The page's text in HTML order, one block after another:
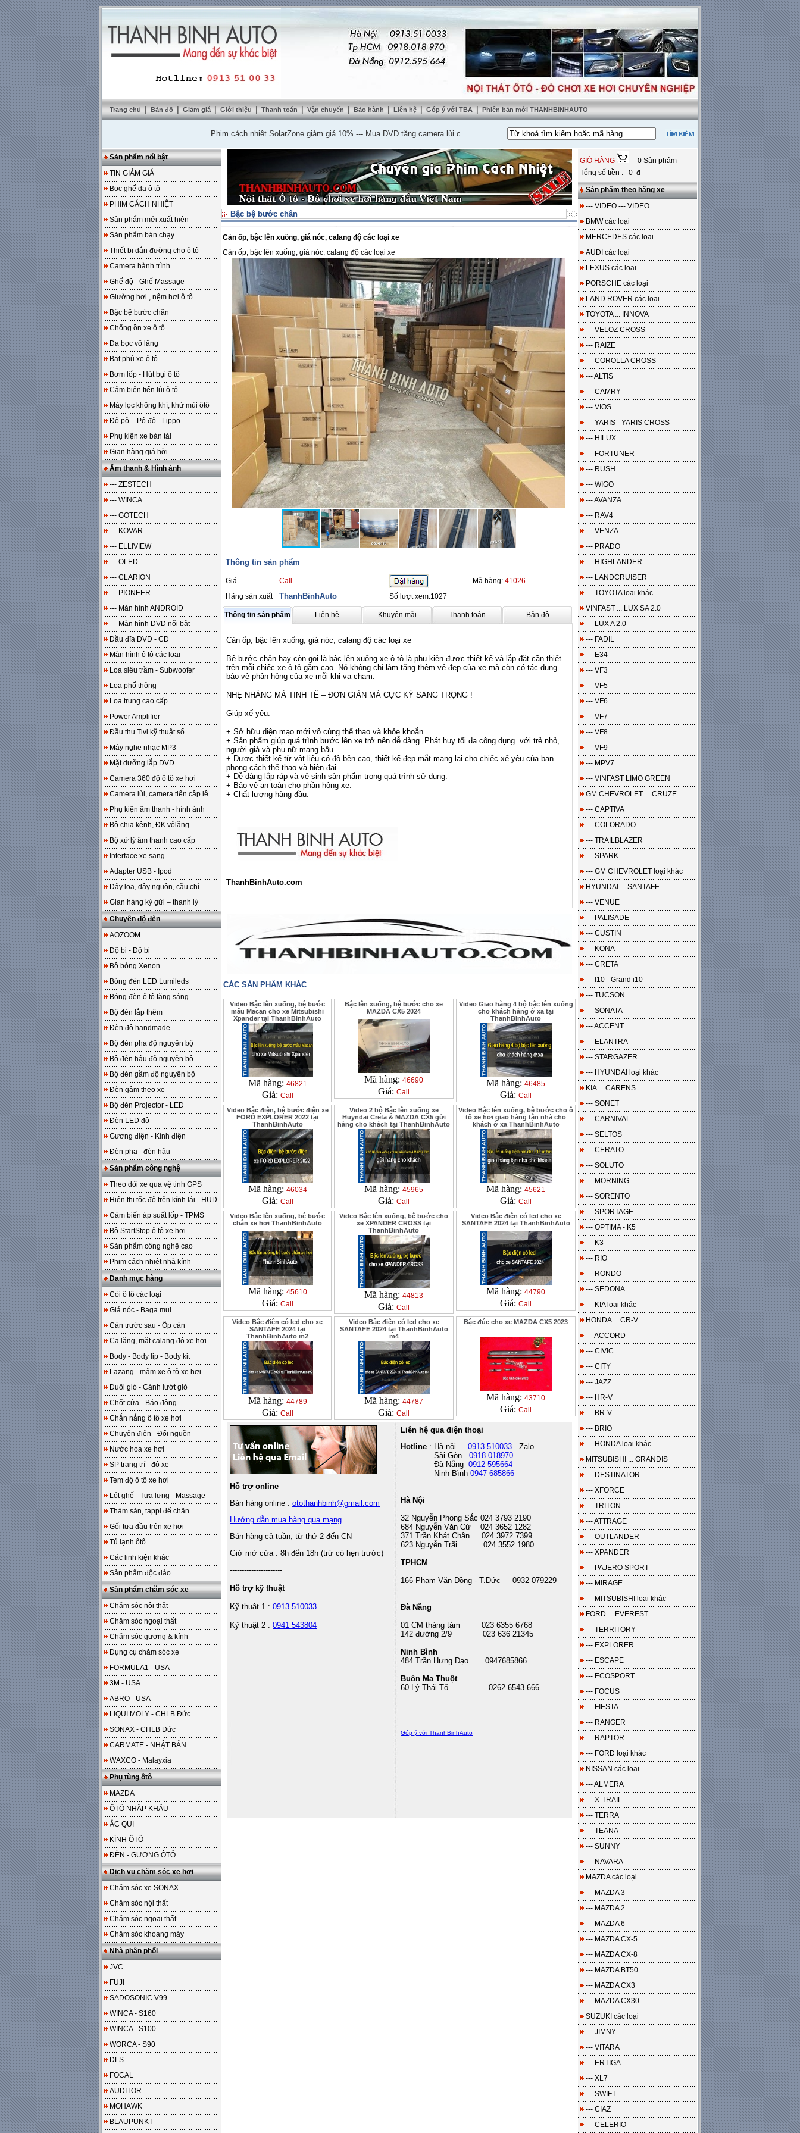
Trang chủ | Bản đồ | Giảm giá | Giới thiệu | Thanh toán | Vận chuyển | Bảo hành | Liên hệ | Góp ý với TBA | Phiên bản mới THANHBINHAUTO
Phim cách nhiệt SolarZone giảm giá 10%---Mua DVD tặng camera lùi cao cấp--- Lắp nệm ghế da thật tặng sàn da---Miễn phí 100% công lắp đặt
Sản phẩm nổi bật
TIN GIẢM GIÁ
Bọc ghế da ô tô
PHIM CÁCH NHIỆT
Sản phẩm mới xuất hiện
Sản phẩm bán chạy
Thiết bị dẫn đường cho ô tô
Camera hành trình
Ghế độ - Ghế Massage
Giường hơi , nệm hơi ô tô
Bậc bệ bước chân
Chống ồn xe ô tô
Da bọc vô lăng
Bạt phủ xe ô tô
Bơm lốp - Hút bụi ô tô
Cảm biến tiến lùi ô tô
Máy lọc không khí, khử mùi ôtô
Độ pô – Pô độ - Lippo
Phụ kiện xe bán tải
Gian hàng giá hời
Âm thanh & Hình ảnh
--- ZESTECH
--- WINCA
--- GOTECH
--- KOVAR
--- ELLIVIEW
--- OLED
--- CLARION
--- PIONEER
--- Màn hình ANDROID
--- Màn hình DVD nổi bật
Đầu đĩa DVD - CD
Màn hình ô tô các loại
Loa siêu trầm - Subwoofer
Loa phổ thông
Loa trung cao cấp
Power Amplifier
Đầu thu Tivi kỹ thuật số
Máy nghe nhạc MP3
Mặt dưỡng lắp DVD
Camera 360 độ ô tô xe hơi
Camera lùi, camera tiến cập lề
Phụ kiện âm thanh - hình ảnh
Bộ chia kênh, ĐK vôlăng
Bộ xử lý âm thanh cao cấp
Interface xe sang
Adapter USB - Ipod
Dây loa, dây nguồn, cầu chì
Gian hàng ký gửi – thanh lý
Chuyên độ đèn
AOZOOM
Độ bi - Độ bi
Bộ bóng Xenon
Bóng đèn LED Lumileds
Bóng đèn ô tô tăng sáng
Bộ đèn lắp thêm
Đèn độ handmade
Bộ đèn pha độ nguyên bộ
Bộ đèn hậu độ nguyên bộ
Bộ đèn gầm độ nguyên bộ
Đèn gầm theo xe
Bộ đèn Projector - LED
Đèn LED độ
Gương điện - Kính điện
Đèn pha - đèn hậu
Sản phẩm công nghệ
Theo dõi xe qua vệ tinh GPS
Hiển thị tốc độ trên kính lái - HUD
Cảm biến áp suất lốp - TPMS
Bộ StartStop ô tô xe hơi
Sản phẩm công nghệ cao
Phim cách nhiệt nhà kính
Danh mục hàng
Còi ô tô các loại
Giá nóc - Baga mui
Cản trước sau - Ốp cản
Ca lăng, mặt calang độ xe hơi
Body - Body lip - Body kit
Lazang - mâm xe ô tô xe hơi
Đuôi gió - Cánh lướt gió
Chốt cửa - Báo động
Chắn nắng ô tô xe hơi
Chuyển điện - Đổi nguồn
Nước hoa xe hơi
SP trang trí - độ xe
Tem độ ô tô xe hơi
Lót ghế - Tựa lưng - Massage
Thảm sàn, tappi để chân
Gối tựa đầu trên xe hơi
Tủ lạnh ôtô
Các linh kiện khác
Sản phẩm độc đáo
Sản phẩm chăm sóc xe
Chăm sóc nội thất
Chăm sóc ngoại thất
Chăm sóc gương & kính
Dụng cụ chăm sóc xe
FORMULA1 - USA
3M - USA
ABRO - USA
LIQUI MOLY - CHLB Đức
SONAX - CHLB Đức
CARMATE - NHẬT BẢN
WAXCO - Malayxia
Phụ tùng ôtô
MAZDA
ÔTÔ NHẬP KHẨU
ẮC QUI
KÍNH ÔTÔ
ĐÈN - GƯƠNG ÔTÔ
Dịch vụ chăm sóc xe hơi
Chăm sóc xe SONAX
Chăm sóc nội thất
Chăm sóc ngoại thất
Chăm sóc khoang máy
Nhà phân phối
JVC
FUJI
SADOSONIC V99
WINCA - S160
WINCA - S100
WORCA - S90
DLS
FOCAL
AUDITOR
MOHAWK
BLAUPUNKT
Bậc bệ bước chân
Cản ốp, bậc lên xuống, giá nóc, calang độ các loại xe
Cản ốp, bậc lên xuống, giá nóc, calang độ các loại xe
Thông tin sản phẩm
Giá Call Mã hàng: 41026
Hãng sản xuất
ThanhBinhAuto Số lượt xem:1027
Thông tin sản phẩm Liên hệ Khuyến mãi Thanh toán Bản đồ
Cản ốp, bậc lên xuống, giá nóc, calang độ các loại xe
Bệ bước chân hay còn gọi là bậc lên xuống xe ô tô là phụ kiện được thiết kế và lắp đặt cần thiết
trên mỗi chiếc xe ô tô gầm cao. Nó không chỉ làm tăng thêm vẻ đẹp của xe mà còn có tác dụng
bảo vệ phần hông của xe mỗi khi va chạm.
NHẸ NHÀNG MÀ TINH TẾ – ĐƠN GIẢN MÀ CỰC KỲ SANG TRỌNG !
Giúp xế yêu:
+ Sở hữu diện mạo mới vô cùng thể thao và khỏe khoắn.
+ Sản phẩm giúp quá trình bước lên xe trở nên dễ dàng. Phát huy tối đa công dụng với trẻ nhỏ,
người già và phụ nữ mang bầu.
+ Được thiết kế từ vật liệu có độ bền cao, thiết kế đẹp mắt mang lại cho chiếc xế yêu của bạn
phong cách thể thao và hiện đại.
+ Dễ dàng lắp ráp và vệ sinh sản phẩm trong quá trình sử dụng.
+ Bảo vệ an toàn cho phần hông xe.
+ Chất lượng hàng đầu.
ThanhBinhAuto.com
CÁC SẢN PHẨM KHÁC
Video Bậc lên xuống, bệ bước
mẫu Macan cho xe Mitsubishi
Xpander tại ThanhBinhAuto
Mã hàng: 46821
Giá: Call
Bậc lên xuống, bệ bước cho xe
MAZDA CX5 2024
Mã hàng: 46690
Giá: Call
Video Giao hàng 4 bộ bậc lên xuống
cho khách hàng ở xa tại
ThanhBinhAuto
Mã hàng: 46485
Giá: Call
Video Bậc điện, bệ bước điện xe
FORD EXPLORER 2022 tại
ThanhBinhAuto
Mã hàng: 46034
Giá: Call
Video 2 bộ Bậc lên xuống xe
Huyndai Creta & MAZDA CX5 gửi
hàng cho khách tại ThanhBinhAuto
Mã hàng: 45965
Giá: Call
Video Bậc lên xuống, bệ bước cho ô
tô xe hơi giao hàng tận nhà cho
khách ở xa ThanhBinhAuto
Mã hàng: 45621
Giá: Call
Video Bậc lên xuống, bệ bước
chân xe hơi ThanhBinhAuto
Mã hàng: 45610
Giá: Call
Video Bậc lên xuống, bệ bước cho
xe XPANDER CROSS tại
ThanhBinhAuto
Mã hàng: 44813
Giá: Call
Video Bậc điện có led cho xe
SANTAFE 2024 tại ThanhBinhAuto
Mã hàng: 44790
Giá: Call
Video Bậc điện có led cho xe
SANTAFE 2024 tại
ThanhBinhAuto m2
Mã hàng: 44789
Giá: Call
Video Bậc điện có led cho xe
SANTAFE 2024 tại ThanhBinhAuto
m4
Mã hàng: 44787
Giá: Call
Bậc đúc cho xe MAZDA CX5 2023
Mã hàng: 43710
Giá: Call
Hỗ trợ online
Bán hàng online : otothanhbinh@gmail.com
Hướng dẫn mua hàng qua mạng
Bán hàng cả tuần, từ thứ 2 đến CN
Giờ mở cửa : 8h đến 18h (trừ có hẹn trước)
----------------------
Hỗ trợ kỹ thuật
Kỹ thuật 1 : 0913 510033
Kỹ thuật 2 : 0941 543804
Liên hệ qua điện thoại
Hotline : Hà nội 0913 510033 Zalo
Sài Gòn 0918 018970
Đà Nẵng 0912 595664
Ninh Bình 0947 685866
Hà Nội
32 Nguyễn Phong Sắc 024 3793 2190
684 Nguyễn Văn Cừ 024 3652 1282
371 Trần Khát Chân 024 3972 7399
623 Nguyễn Trãi 024 3552 1980
TPHCM
166 Phạm Văn Đồng - T.Đức 0932 079229
Đà Nẵng
01 CM tháng tám 023 6355 6768
142 đường 2/9 023 636 21345
Ninh Bình
484 Trần Hưng Đạo 0947685866
Buôn Ma Thuột
60 Lý Thái Tổ 0262 6543 666
Góp ý với ThanhBinhAuto
GIỎ HÀNG
0 Sản phẩm
Tổng số tiền : 0 đ
Sản phẩm theo hãng xe
--- VIDEO --- VIDEO
BMW các loại
MERCEDES các loại
AUDI các loại
LEXUS các loại
PORSCHE các loại
LAND ROVER các loại
TOYOTA ... INNOVA
--- VELOZ CROSS
--- RAIZE
--- COROLLA CROSS
--- ALTIS
--- CAMRY
--- VIOS
--- YARIS - YARIS CROSS
--- HILUX
--- FORTUNER
--- RUSH
--- WIGO
--- AVANZA
--- RAV4
--- VENZA
--- PRADO
--- HIGHLANDER
--- LANDCRUISER
--- TOYOTA loại khác
VINFAST ... LUX SA 2.0
--- LUX A 2.0
--- FADIL
--- E34
--- VF3
--- VF5
--- VF6
--- VF7
--- VF8
--- VF9
--- MPV7
--- VINFAST LIMO GREEN
GM CHEVROLET ... CRUZE
--- CAPTIVA
--- COLORADO
--- TRAILBLAZER
--- SPARK
--- GM CHEVROLET loại khác
HYUNDAI ... SANTAFE
--- VENUE
--- PALISADE
--- CUSTIN
--- KONA
--- CRETA
--- I10 - Grand i10
--- TUCSON
--- SONATA
--- ACCENT
--- ELANTRA
--- STARGAZER
--- HYUNDAI loại khác
KIA ... CARENS
--- SONET
--- CARNIVAL
--- SELTOS
--- CERATO
--- SOLUTO
--- MORNING
--- SORENTO
--- SPORTAGE
--- OPTIMA - K5
--- K3
--- RIO
--- RONDO
--- SEDONA
--- KIA loại khác
HONDA ... CR-V
--- ACCORD
--- CIVIC
--- CITY
--- JAZZ
--- HR-V
--- BR-V
--- BRIO
--- HONDA loại khác
MITSUBISHI ... GRANDIS
--- DESTINATOR
--- XFORCE
--- TRITON
--- ATTRAGE
--- OUTLANDER
--- XPANDER
--- PAJERO SPORT
--- MIRAGE
--- MITSUBISHI loại khác
FORD ... EVEREST
--- TERRITORY
--- EXPLORER
--- ESCAPE
--- ECOSPORT
--- FOCUS
--- FIESTA
--- RANGER
--- RAPTOR
--- FORD loại khác
NISSAN các loại
--- ALMERA
--- X-TRAIL
--- TERRA
--- TEANA
--- SUNNY
--- NAVARA
MAZDA các loại
--- MAZDA 3
--- MAZDA 2
--- MAZDA 6
--- MAZDA CX-5
--- MAZDA CX-8
--- MAZDA BT50
--- MAZDA CX3
--- MAZDA CX30
SUZUKI các loại
--- JIMNY
--- VITARA
--- ERTIGA
--- XL7
--- SWIFT
--- CIAZ
--- CELERIO